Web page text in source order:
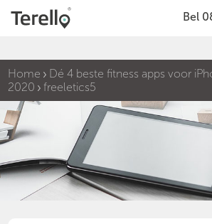
Bel
Home
Dé 4 beste fitness apps voor
2020
freeletics5